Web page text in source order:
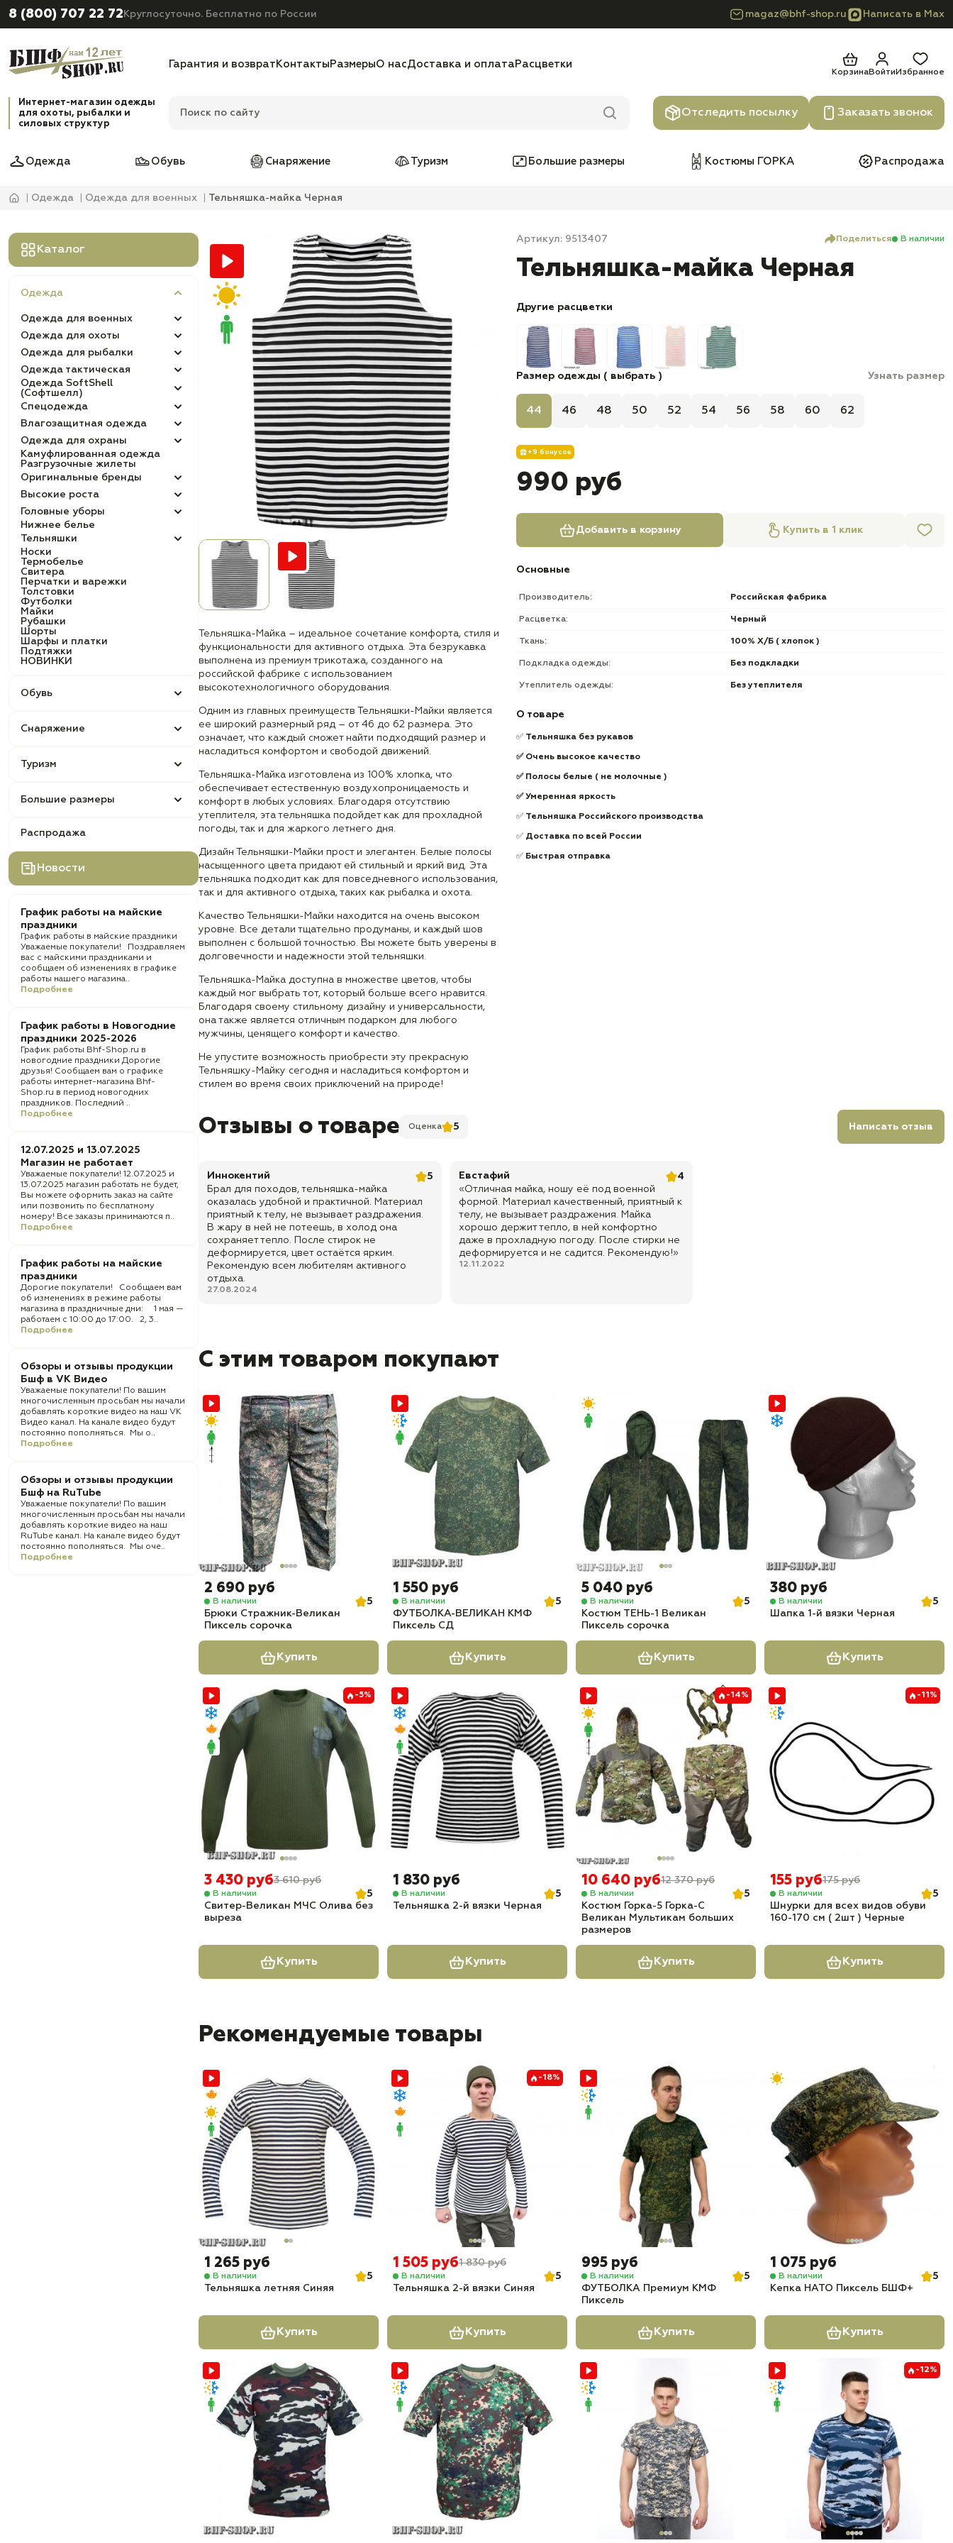
8 (800) 707 22 72 Круглосуточно. Бесплатно по России magaz@bhf-shop.ru Написать в Max
Гарантия и возврат Контакты РазмерыО насДоставка и оплата Расцветки
КорзинаВойти Избранное
Интернет-магазин одежды
для охоты, рыбалки и
силовых структур
Отследить посылку Заказать звонок
Одежда Обувь Снаряжение Туризм Большие размеры Костюмы ГОРКА Распродажа
Одежда Одежда для военных Тельняшка-майка Черная
Каталог
Одежда
Одежда для военных
Одежда для охоты
Одежда для рыбалки
Одежда тактическая
Одежда SoftShell
(Софтшелл)
Спецодежда
Влагозащитная одежда
Одежда для охраны
Камуфлированная одежда
Разгрузочные жилеты
Оригинальные бренды
Высокие роста
Головные уборы
Нижнее белье
Тельняшки
Носки
Термобелье
Свитера
Перчатки и варежки
Толстовки
Футболки
Майки
Рубашки
Шорты
Шарфы и платки
Подтяжки
НОВИНКИ
Обувь
Снаряжение
Туризм
Большие размеры
Распродажа
Новости
График работы на майские
праздники
График работы в майские праздники
Уважаемые покупатели! Поздравляем
вас с майскими праздниками и
сообщаем об изменениях в графике
работы нашего магазина..
Подробнее
График работы в Новогодние
праздники 2025-2026
График работы Bhf-Shop.ru в
новогодние праздники Дорогие
друзья! Сообщаем вам о графике
работы интернет-магазина Bhf-
Shop.ru в период новогодних
праздников. Последний ..
Подробнее
12.07.2025 и 13.07.2025
Магазин не работает
Уважаемые покупатели! 12.07.2025 и
13.07.2025 магазин работать не будет,
Вы можете оформить заказ на сайте
или позвонить по бесплатному
номеру! Все заказы принимаются п..
Подробнее
График работы на майские
праздники
Дорогие покупатели! Сообщаем вам
об изменениях в режиме работы
магазина в праздничные дни: 1 мая —
работаем с 10:00 до 17:00. 2, 3..
Подробнее
Обзоры и отзывы продукции
Бшф в VK Видео
Уважаемые покупатели! По вашим
многочисленным просьбам мы начали
добавлять короткие видео на наш VK
Видео канал. На канале видео будут
постоянно пополняться. Мы о..
Подробнее
Обзоры и отзывы продукции
Бшф на RuTube
Уважаемые покупатели! По вашим
многочисленным просьбам мы начали
добавлять короткие видео на наш
RuTube канал. На канале видео будут
постоянно пополняться. Мы оче..
Подробнее
Тельняшка-Майка – идеальное сочетание комфорта, стиля и
функциональности для активного отдыха. Эта безрукавка
выполнена из премиум трикотажа, созданного на
российской фабрике с использованием
высокотехнологичного оборудования.
Одним из главных преимуществ Тельняшки-Майки является
ее широкий размерный ряд – от 46 до 62 размера. Это
означает, что каждый сможет найти подходящий размер и
насладиться комфортом и свободой движений.
Тельняшка-Майка изготовлена из 100% хлопка, что
обеспечивает естественную воздухопроницаемость и
комфорт в любых условиях. Благодаря отсутствию
утеплителя, эта тельняшка подойдет как для прохладной
погоды, так и для жаркого летнего дня.
Дизайн Тельняшки-Майки прост и элегантен. Белые полосы
насыщенного цвета придают ей стильный и яркий вид. Эта
тельняшка подходит как для повседневного использования,
так и для активного отдыха, таких как рыбалка и охота.
Качество Тельняшки-Майки находится на очень высоком
уровне. Все детали тщательно продуманы, и каждый шов
выполнен с большой точностью. Вы можете быть уверены в
долговечности и надежности этой тельняшки.
Тельняшка-Майка доступна в множестве цветов, чтобы
каждый мог выбрать тот, который больше всего нравится.
Благодаря своему стильному дизайну и универсальности,
она также является отличным подарком для любого
мужчины, ценящего комфорт и качество.
Не упустите возможность приобрести эту прекрасную
Тельняшку-Майку сегодня и насладиться комфортом и
стилем во время своих приключений на природе!
Артикул: 9513407 Поделиться В наличии
Тельняшка-майка Черная
Другие расцветки
Размер одежды ( выбрать ) Узнать размер
44 46 48 50 52 54 56 58 60 62
+9 бонусов
990 руб
Добавить в корзину Купить в 1 клик
Основные
Производитель: Российская фабрика
Расцветка: Черный
Ткань: 100% Х/Б ( хлопок )
Подкладка одежды: Без подкладки
Утеплитель одежды: Без утеплителя
О товаре
✅ Тельняшка без рукавов
✅ Очень высокое качество
✅ Полосы белые ( не молочные )
✅ Умеренная яркость
✅ Тельняшка Российского производства
✅ Доставка по всей России
✅ Быстрая отправка
Отзывы о товаре Оценка 5 Написать отзыв
Иннокентий
5
Брал для походов, тельняшка-майка
оказалась удобной и практичной. Материал
приятный к телу, не вызывает раздражения.
В жару в ней не потеешь, в холод она
сохраняет тепло. После стирок не
деформируется, цвет остаётся ярким.
Рекомендую всем любителям активного
отдыха.
27.08.2024
Евстафий
4
«Отличная майка, ношу её под военной
формой. Материал качественный, приятный к
телу, не вызывает раздражения. Майка
хорошо держит тепло, в ней комфортно
даже в прохладную погоду. После стирки не
деформируется и не садится. Рекомендую!»
12.11.2022
С этим товаром покупают
2 690 руб
В наличии
5
Брюки Стражник-Великан
Пиксель сорочка
Купить
1 550 руб
В наличии
5
ФУТБОЛКА-ВЕЛИКАН КМФ
Пиксель СД
Купить
5 040 руб
В наличии
5
Костюм ТЕНЬ-1 Великан
Пиксель сорочка
Купить
380 руб
В наличии
5
Шапка 1-й вязки Черная
Купить
-5%
3 430 руб3 610 руб
В наличии
5
Свитер-Великан МЧС Олива без
выреза
Купить
1 830 руб
В наличии
5
Тельняшка 2-й вязки Черная
Купить
-14%
10 640 руб12 370 руб
В наличии
5
Костюм Горка-5 Горка-С
Великан Мультикам больших
размеров
Купить
-11%
155 руб175 руб
В наличии
5
Шнурки для всех видов обуви
160-170 см ( 2шт ) Черные
Купить
Рекомендуемые товары
1 265 руб
В наличии
5
Тельняшка летняя Синяя
Купить
-18%
1 505 руб1 830 руб
В наличии
5
Тельняшка 2-й вязки Синяя
Купить
995 руб
В наличии
5
ФУТБОЛКА Премиум КМФ
Пиксель
Купить
1 075 руб
В наличии
5
Кепка НАТО Пиксель БШФ+
Купить
-12%